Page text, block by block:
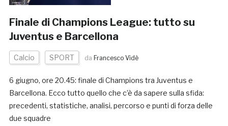
Finale di Champions League: tutto su
Juventus e Barcellona
Calcio SPORT da Francesco Vidè
6 giugno, ore 20.45: finale di Champions tra Juventus e
Barcellona. Ecco tutto quello che c’è da sapere sulla sfida:
precedenti, statistiche, analisi, percorso e punti di forza delle
due squadre